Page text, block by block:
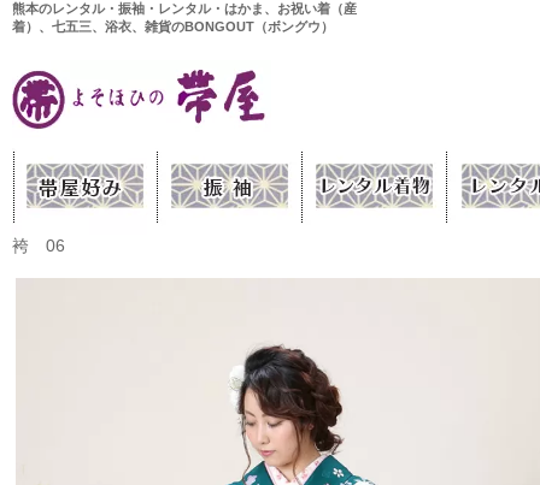
熊本のレンタル・振袖・レンタル・はかま、お祝い着（産
着）、七五三、浴衣、雑貨のBONGOUT（ボングウ）
袴 06